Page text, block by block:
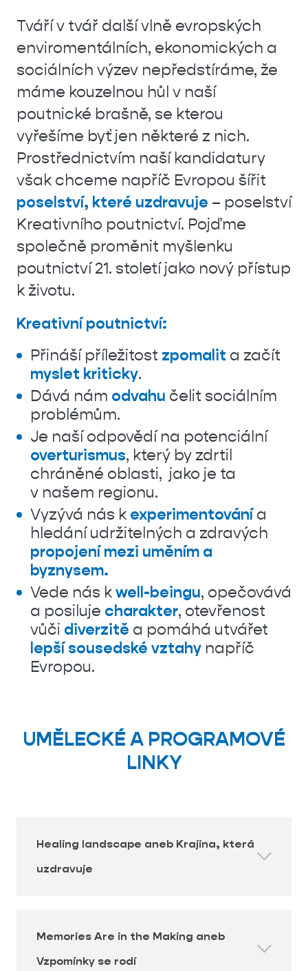
Tváří v tvář další vlně evropských
enviromentálních, ekonomických a
sociálních výzev nepředstíráme, že
máme kouzelnou hůl v naší
poutnické brašně, se kterou
vyřešíme byť jen některé z nich.
Prostřednictvím naší kandidatury
však chceme napříč Evropou šířit
poselství, které uzdravuje – poselství
Kreativního poutnictví. Pojďme
společně proměnit myšlenku
poutnictví 21. století jako nový přístup
k životu.
Kreativní poutnictví:
Přináší příležitost zpomalit a začít
myslet kriticky.
Dává nám odvahu čelit sociálním
problémům.
Je naší odpovědí na potenciální
overturismus, který by zdrtil
chráněné oblasti, jako je ta
v našem regionu.
Vyzývá nás k experimentovánía
hledání udržitelných a zdravých
propojení mezi uměním a
byznysem.
Vede nás kwell-beingu, opečovává
a posiluje charakter, otevřenost
vůči diverzitě a pomáhá utvářet
lepší sousedské vztahy napříč
Evropou.
UMĚLECKÉ A PROGRAMOVÉ
LINKY
Healing landscape aneb Krajina, která
uzdravuje
celosvětovým problémem ve vztahu mezi
člověkem a přírodou. V našem programu
Memories Are in the Making aneb
Vzpomínky se rodí